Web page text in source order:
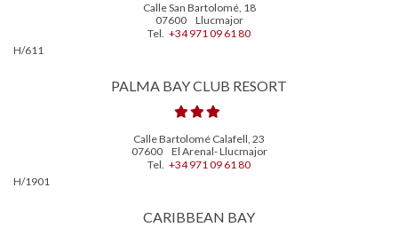
Calle San Bartolomé, 18
07600
Llucmajor
Tel. +34 971 09 61 80
H/611
PALMA BAY CLUB RESORT
Calle Bartolomé Calafell, 23
07600
El Arenal- Llucmajor
Tel. +34 971 09 61 80
H/1901
CARIBBEAN BAY